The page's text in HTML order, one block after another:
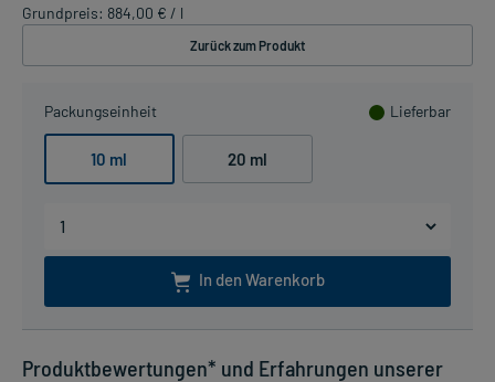
Grundpreis: 884,00 € / l
Zurück zum Produkt
Packungseinheit Lieferbar
10 ml 20 ml
In den Warenkorb
Produktbewertungen* und Erfahrungen unserer